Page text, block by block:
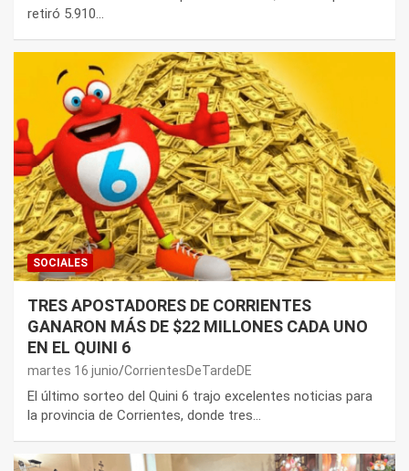
retiró 5.910…
SOCIALES
TRES APOSTADORES DE CORRIENTES
GANARON MÁS DE $22 MILLONES CADA UNO
EN EL QUINI 6
martes 16 junio CorrientesDeTardeDE
El último sorteo del Quini 6 trajo excelentes noticias para
la provincia de Corrientes, donde tres…